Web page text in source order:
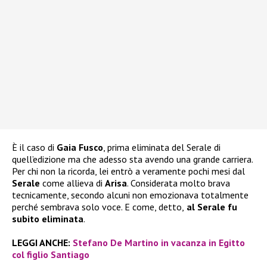
È il caso di Gaia Fusco, prima eliminata del Serale di
quell’edizione ma che adesso sta avendo una grande carriera.
Per chi non la ricorda, lei entrò a veramente pochi mesi dal
Serale come allieva di Arisa. Considerata molto brava
tecnicamente, secondo alcuni non emozionava totalmente
perché sembrava solo voce. E come, detto, al Serale fu
subito eliminata.
LEGGI ANCHE: Stefano De Martino in vacanza in Egitto
col figlio Santiago